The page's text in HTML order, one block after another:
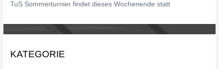
TuS Sommerturnier findet dieses Wochenende statt
KATEGORIE